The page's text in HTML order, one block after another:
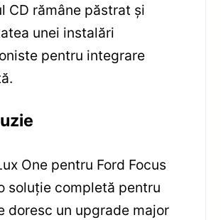
CD rămâne păstrat și
unei instalări
pentru integrare
One pentru Ford Focus
soluție completă pentru
doresc un upgrade major